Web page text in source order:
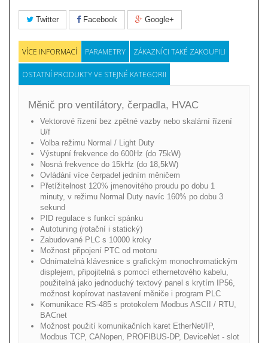
Twitter Facebook Google+
VÍCE INFORMACÍ PARAMETRY ZÁKAZNÍCI TAKÉ ZAKOUPILI
OSTATNÍ PRODUKTY VE STEJNÉ KATEGORII
Měnič pro ventilátory, čerpadla, HVAC
Vektorové řízení bez zpětné vazby nebo skalární řízení
U/f
Volba režimu Normal / Light Duty
Výstupní frekvence do 600Hz (do 75kW)
Nosná frekvence do 15kHz (do 18,5kW)
Ovládání více čerpadel jedním měničem
Přetížitelnost 120% jmenovitého proudu po dobu 1
minuty, v režimu Normal Duty navíc 160% po dobu 3
sekund
PID regulace s funkcí spánku
Autotuning (rotační i statický)
Zabudované PLC s 10000 kroky
Možnost připojení PTC od motoru
Odnímatelná klávesnice s grafickým monochromatickým
displejem, připojitelná s pomocí ethernetového kabelu,
použitelná jako jednoduchý textový panel s krytím IP56,
možnost kopírovat nastavení měniče i program PLC
Komunikace RS-485 s protokolem Modbus ASCII / RTU,
BACnet
Možnost použití komunikačních karet EtherNet/IP,
Modbus TCP, CANopen, PROFIBUS-DP, DeviceNet - slot